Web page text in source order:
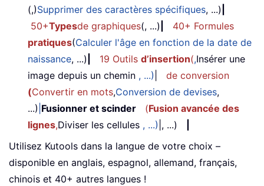
(,)Supprimer des caractères spécifiques, ...)
50+Typesde graphiques(, ...)
40+ Formules
pratiques(Calculer l'âge en fonction de la date de
naissance, ...) 19 Outils d’insertion(,Insérer une
image depuis un chemin , ...)
de conversion
(Convertir en mots,Conversion de devises,
...) Fusionner et scinder (Fusion avancée des
lignes,Diviser les cellules , ...) |, ...)
Utilisez Kutools dans la langue de votre choix –
disponible en anglais, espagnol, allemand, français,
chinois et 40+ autres langues !